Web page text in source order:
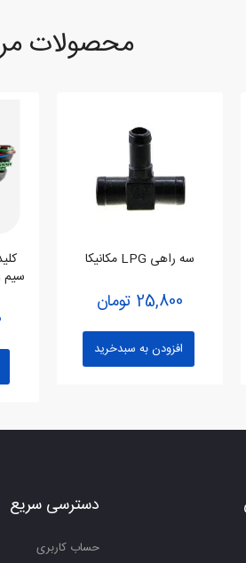
محصولات
سه راهی LPG مکانیکا
25,800 تومان
افزودن به سبدخرید
دسترسی سریع
حساب کاربری